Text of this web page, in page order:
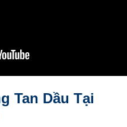
Tan Dầu Tại